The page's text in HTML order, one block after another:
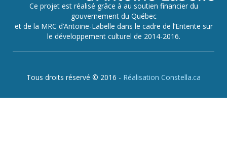
Ce projet est réalisé grâce à au soutien financier du
gouvernement du Québec
et de la MRC d’Antoine-Labelle dans le cadre de l’Entente sur
le développement culturel de 2014-2016.
Tous droits réservé © 2016 - Réalisation Constella.ca